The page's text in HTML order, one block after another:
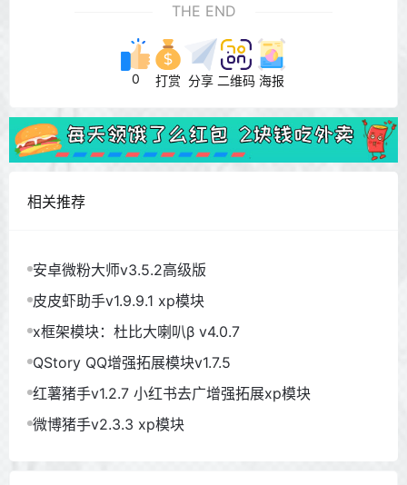
THE END
0 打赏 分享 二维码 海报
相关推荐
安卓微粉大师v3.5.2高级版
皮皮虾助手v1.9.9.1 xp模块
x框架模块：杜比大喇叭β v4.0.7
QStory QQ增强拓展模块v1.7.5
红薯猪手v1.2.7 小红书去广增强拓展xp模块
微博猪手v2.3.3 xp模块